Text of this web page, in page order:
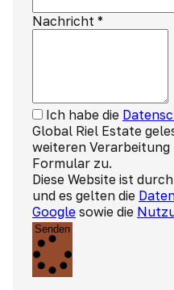
Nachricht *
Ich habe die
Global Riel Estate
weiteren Verarbeitung
Formular zu.
Diese Website ist
und es gelten die
Google sowie die
Senden